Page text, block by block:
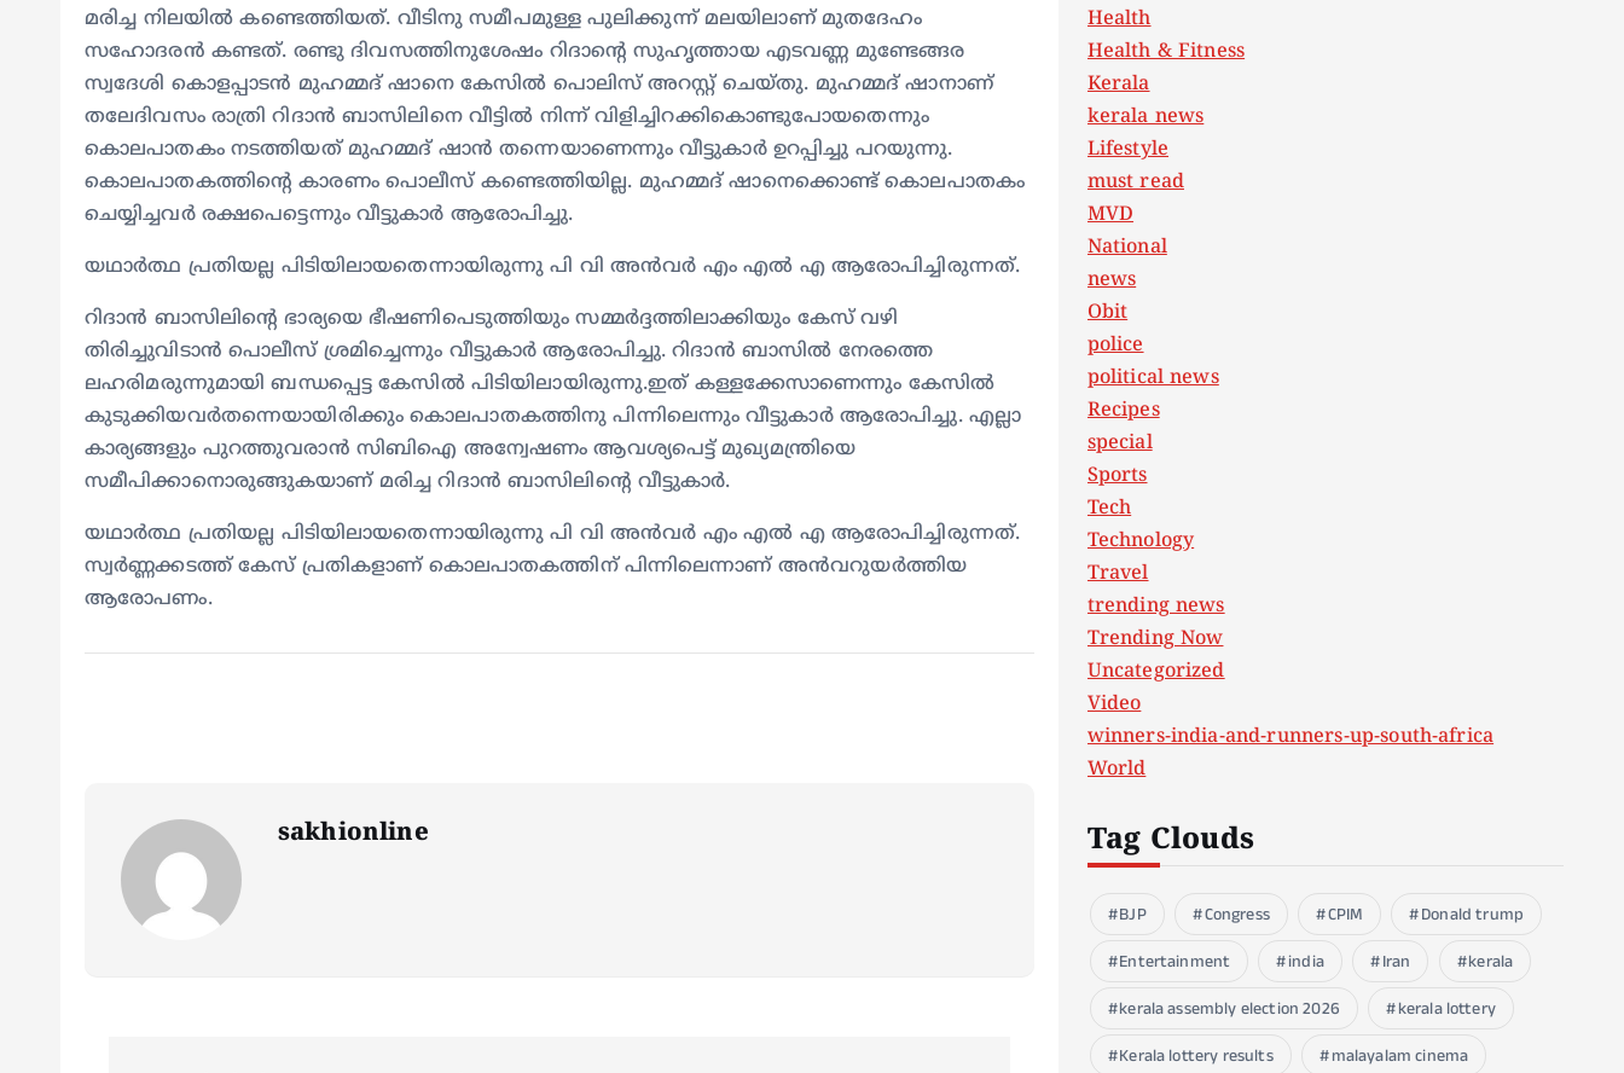
മരിച്ച നിലയിൽ കണ്ടെത്തിയത്. വീടിനു സമീപമുള്ള പുലിക്കുന്ന് മലയിലാണ് മുതദേഹം
സഹോദരൻ കണ്ടത്. രണ്ടു ദിവസത്തിനുശേഷം റിദാൻ്റെ സുഹൃത്തായ എടവണ്ണ മുണ്ടേങ്ങര
സ്വദേശി കൊളപ്പാടൻ മുഹമ്മദ് ഷാനെ കേസില്‍ പൊലിസ് അറസ്റ്റ് ചെയ്തു. മുഹമ്മദ് ഷാനാണ്
തലേദിവസം രാത്രി റിദാൻ ബാസിലിനെ വീട്ടില്‍ നിന്ന് വിളിച്ചിറക്കികൊണ്ടുപോയതെന്നും
കൊലപാതകം നടത്തിയത് മുഹമ്മദ് ഷാൻ തന്നെയാണെന്നും വീട്ടുകാര്‍ ഉറപ്പിച്ചു പറയുന്നു.
കൊലപാതകത്തിന്‍റെ കാരണം പൊലീസ് കണ്ടെത്തിയില്ല. മുഹമ്മദ് ഷാനെക്കൊണ്ട് കൊലപാതകം
ചെയ്യിച്ചവര്‍ രക്ഷപെട്ടെന്നും വീട്ടുകാര്‍ ആരോപിച്ചു.
യഥാര്‍ത്ഥ പ്രതിയല്ല പിടിയിലായതെന്നായിരുന്നു പി വി അൻവര്‍ എം എല്‍ എ ആരോപിച്ചിരുന്നത്.
റിദാൻ ബാസിലിന്‍റെ ഭാര്യയെ ഭീഷണിപെടുത്തിയും സമ്മര്‍ദ്ദത്തിലാക്കിയും കേസ് വഴി
തിരിച്ചുവിടാൻ പൊലീസ് ശ്രമിച്ചെന്നും വീട്ടുകാര്‍ ആരോപിച്ചു. റിദാൻ ബാസില്‍ നേരത്തെ
ലഹരിമരുന്നുമായി ബന്ധപ്പെട്ട കേസില്‍ പിടിയിലായിരുന്നു.ഇത് കള്ളക്കേസാണെന്നും കേസില്‍
കുടുക്കിയവര്‍തന്നെയായിരിക്കും കൊലപാതകത്തിനു പിന്നിലെന്നും വീട്ടുകാര്‍ ആരോപിച്ചു. എല്ലാ
കാര്യങ്ങളും പുറത്തുവരാൻ സിബിഐ അന്വേഷണം ആവശ്യപെട്ട് മുഖ്യമന്ത്രിയെ
സമീപിക്കാനൊരുങ്ങുകയാണ് മരിച്ച റിദാൻ ബാസിലിന്‍റെ വീട്ടുകാര്‍.
യഥാര്‍ത്ഥ പ്രതിയല്ല പിടിയിലായതെന്നായിരുന്നു പി വി അൻവര്‍ എം എല്‍ എ ആരോപിച്ചിരുന്നത്.
സ്വർണ്ണക്കടത്ത് കേസ് പ്രതികളാണ് കൊലപാതകത്തിന് പിന്നിലെന്നാണ് അൻവറുയർത്തിയ
ആരോപണം.
sakhionline
Health
Health & Fitness
Kerala
kerala news
Lifestyle
must read
MVD
National
news
Obit
police
political news
Recipes
special
Sports
Tech
Technology
Travel
trending news
Trending Now
Uncategorized
Video
winners-india-and-runners-up-south-africa
World
Tag Clouds
BJP Congress CPIM
Donald trump
Entertainment
india Iran
kerala
kerala assembly election 2026
kerala lottery
Kerala lottery results
malayalam cinema